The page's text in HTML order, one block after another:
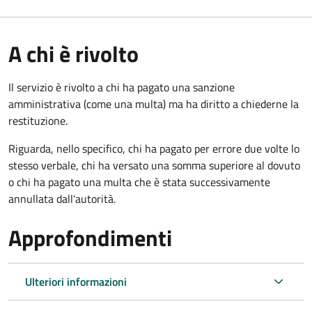
A chi è rivolto
Il servizio è rivolto a chi ha pagato una sanzione
amministrativa (come una multa) ma ha diritto a chiederne la
restituzione.
Riguarda, nello specifico, chi ha pagato per errore due volte lo
stesso verbale, chi ha versato una somma superiore al dovuto
o chi ha pagato una multa che è stata successivamente
annullata dall'autorità.
Approfondimenti
Ulteriori informazioni